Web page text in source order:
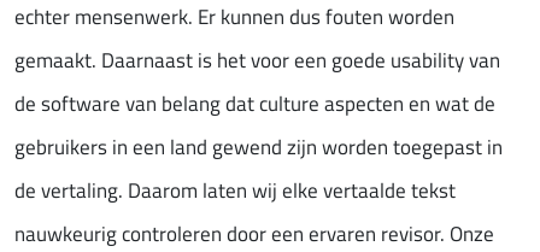
echter mensenwerk. Er kunnen dus fouten worden
gemaakt. Daarnaast is het voor een goede usability van
de software van belang dat culture aspecten en wat de
gebruikers in een land gewend zijn worden toegepast in
de vertaling. Daarom laten wij elke vertaalde tekst
nauwkeurig controleren door een ervaren revisor. Onze